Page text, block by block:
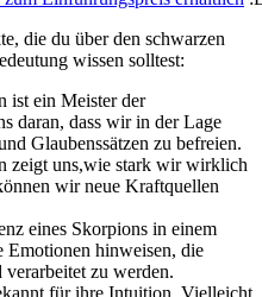
die ‌du über den schwarzen
wissen solltest:
ist ein Meister⁣ der
​daran, ⁤dass wir⁣ in der Lage
‍Glaubenssätzen zu befreien.
zeigt uns,wie‌ stark wir ​wirklich
wir ‌neue Kraftquellen
eines Skorpions in ‌einem
Emotionen hinweisen, die
zu werden.
für ihre‌ Intuition. Vielleicht